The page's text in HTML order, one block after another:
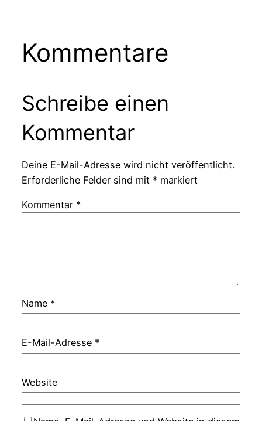
Kommentare
Schreibe einen
Kommentar
Deine E-Mail-Adresse wird nicht veröffentlicht.
Erforderliche Felder sind mit * markiert
Kommentar *
Name *
E-Mail-Adresse *
Website